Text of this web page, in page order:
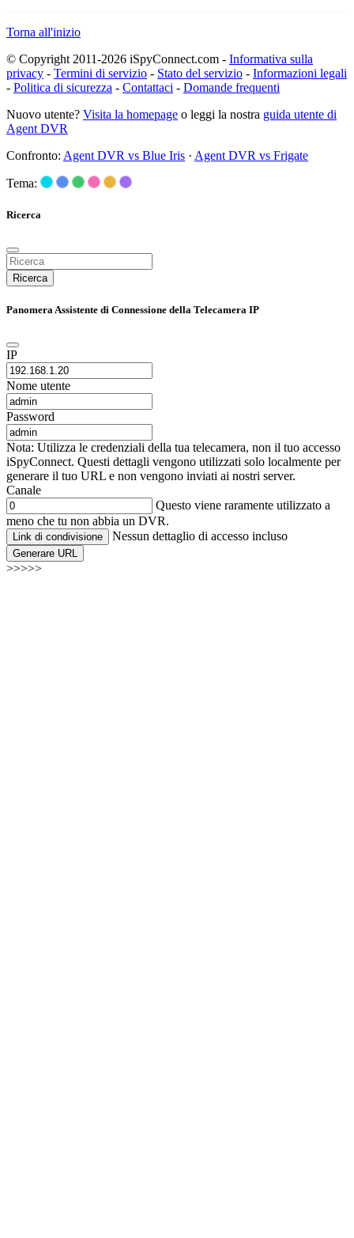
Torna all'inizio
© Copyright 2011-2026 iSpyConnect.com - Informativa sulla
privacy - Termini di servizio - Stato del servizio - Informazioni legali
- Politica di sicurezza - Contattaci - Domande frequenti
Nuovo utente? Visita la homepage o leggi la nostra guida utente di
Agent DVR
Confronto: Agent DVR vs Blue Iris · Agent DVR vs Frigate
Tema:
Ricerca
Ricerca
Panomera Assistente di Connessione della Telecamera IP
IP
Nome utente
Password
Nota: Utilizza le credenziali della tua telecamera, non il tuo accesso
iSpyConnect. Questi dettagli vengono utilizzati solo localmente per
generare il tuo URL e non vengono inviati ai nostri server.
Canale
Questo viene raramente utilizzato a
meno che tu non abbia un DVR.
Link di condivisione Nessun dettaglio di accesso incluso
Generare URL
>>>>>